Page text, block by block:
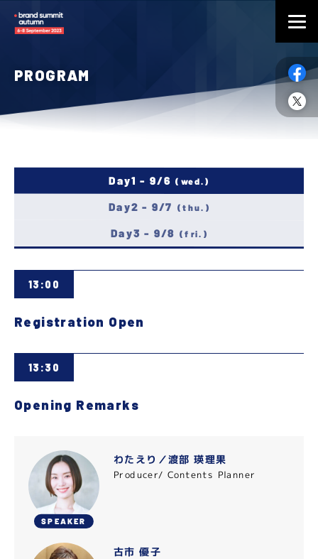
PROGRAM
Day1 - 9/6 (wed.)
Day2 - 9/7 (thu.)
Day3 - 9/8 (fri.)
13:00
Registration Open
13:30
Opening Remarks
SPEAKER
わたえり／渡部 瑛理果
Producer/ Contents Planner
古市 優子